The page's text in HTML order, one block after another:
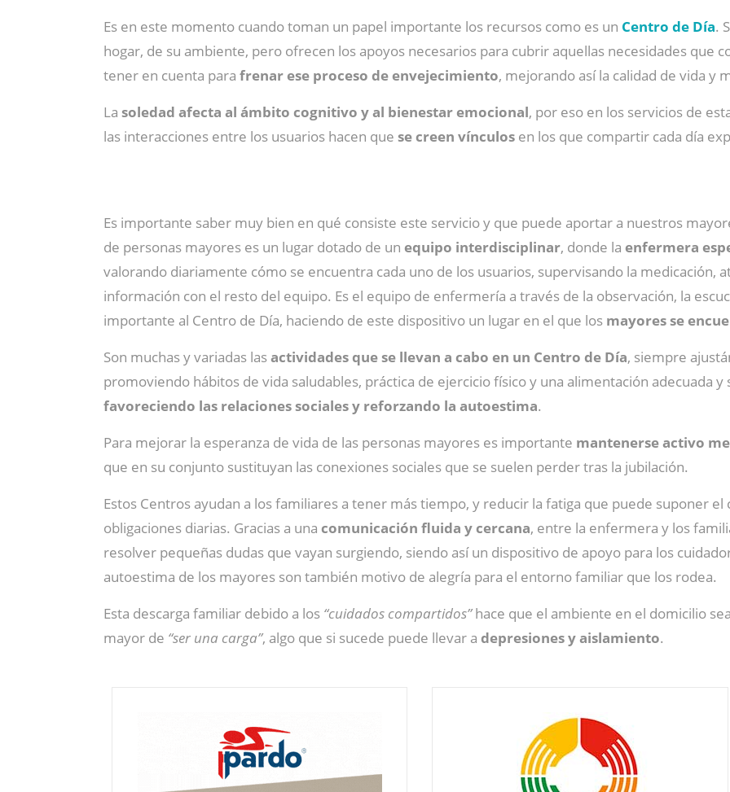
Es en este momento cuando toman un papel importante los recursos como es un Centro de Día.
hogar, de su ambiente, pero ofrecen los apoyos necesarios para cubrir aquellas necesidades que
tener en cuenta para frenar ese proceso de envejecimiento, mejorando así la calidad de vida y
La soledad afecta al ámbito cognitivo y al bienestar emocional, por eso en los servicios de
las interacciones entre los usuarios hacen que se creen vínculos en los que compartir cada día
Es importante saber muy bien en qué consiste este servicio y que puede aportar a nuestros
de personas mayores es un lugar dotado de un equipo interdisciplinar, donde la enfermera
valorando diariamente cómo se encuentra cada uno de los usuarios, supervisando la medicación,
información con el resto del equipo. Es el equipo de enfermería a través de la observación, la
importante al Centro de Día, haciendo de este dispositivo un lugar en el que los mayores se
Son muchas y variadas lasactividades que se llevan a cabo en un Centro de Día, siempre
promoviendo hábitos de vida saludables, práctica de ejercicio físico y una alimentación adecuada y
favoreciendo las relaciones sociales y reforzando la autoestima.
Para mejorar la esperanza de vida de las personas mayores es importante mantenerse activo
que en su conjunto sustituyan las conexiones sociales que se suelen perder tras la jubilación.
Estos Centros ayudan a los familiares a tener más tiempo, y reducir la fatiga que puede suponer
obligaciones diarias. Gracias a una comunicación fluida y cercana, entre la enfermera y los
resolver pequeñas dudas que vayan surgiendo, siendo así un dispositivo de apoyo para los
autoestima de los mayores son también motivo de alegría para el entorno familiar que los rodea.
Esta descarga familiar debido a los “cuidados compartidos”hace que el ambiente en el domicilio
mayor de “ser una carga”, algo que si sucede puede llevar a depresiones y aislamiento.